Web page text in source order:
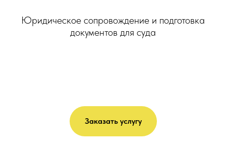
Юридическое сопровождение и подготовка
документов для суда
Заказать услугу